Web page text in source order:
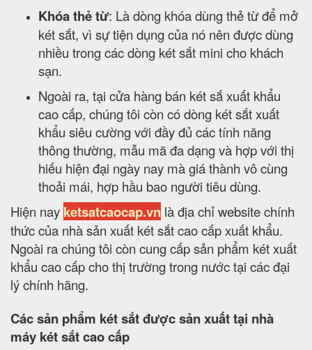
Khóa thẻ từ: Là dòng khóa dùng thẻ từ để mở
két sắt, vì sự tiện dụng của nó nên được dùng
nhiều trong các dòng két sắt mini cho khách
sạn.
Ngoài ra, tại cửa hàng bán két sắ xuất khẩu
cao cấp, chúng tôi còn có dòng két sắt xuất
khẩu siêu cường với đầy đủ các tính năng
thông thường, mẫu mã đa dạng và hợp với thị
hiếu hiện đại ngày nay mà giá thành vô cùng
thoải mái, hợp hầu bao người tiêu dùng.
Hiện nay ketsatcaocap.vn là địa chỉ website chính
thức của nhà sản xuất két sắt cao cấp xuất khẩu.
Ngoài ra chúng tôi còn cung cấp sản phẩm két xuất
khẩu cao cấp cho thị trường trong nước tại các đại
lý chính hãng.
Các sản phẩm két sắt được sản xuất tại nhà
máy két sắt cao cấp